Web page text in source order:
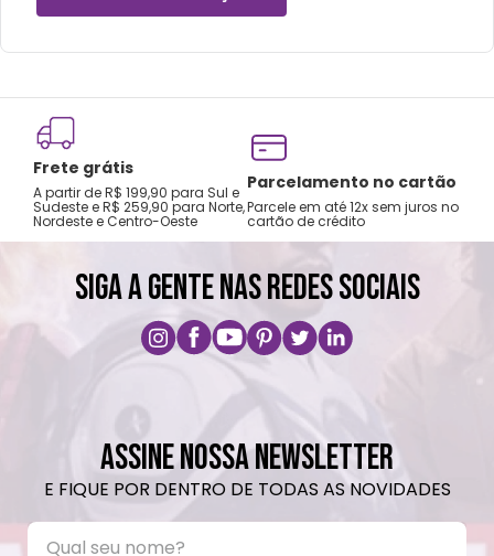
Não utilizar produtos químicos e abrasivos.
Frete grátis
A partir de R$ 199,90 para Sul e
Sudeste e R$ 259,90 para Norte,
Nordeste e Centro-Oeste
Parcelamento no cartão
Parcele em até 12x sem juros no
cartão de crédito
SIGA A GENTE NAS REDES SOCIAIS
ASSINE NOSSA NEWSLETTER
E FIQUE POR DENTRO DE TODAS AS NOVIDADES